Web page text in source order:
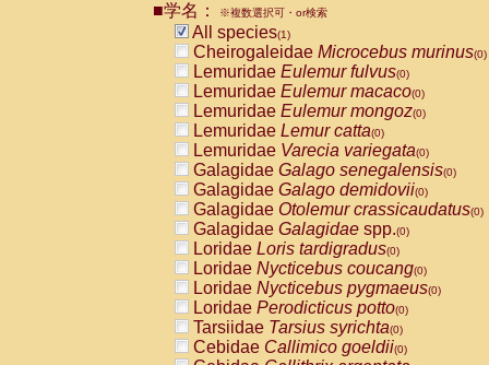
CebidaeCebus nigrivittatus
CebidaeCebus
CebidaeSaimiri boliviensis(0)
CebidaeSaimiri sciureus(0)
AtelidaeAlouatta caraya(0)
AtelidaeAlouatta fusca(0)
AtelidaeAlouatta seniculus
AtelidaeAlouattaspp.(0)
AtelidaeAteles belzebuth(0)
AtelidaeAteles geoffroyi(0)
AtelidaeAteles paniscus(0)
AtelidaeAtelesspp.(0)
Atelidae Lagothrix lagothricha
AtelidaeLagothrix lagothricha cana
PitheciidaeCacajao calvus
PitheciidaeCallicebus cupreus
PitheciidaeCallicebus donacophilus
PitheciidaeCallicebus moloch
■学名： ※複数選択可・or検索
All species(1)
Cheirogaleidae Microcebus murinus(0)
Lemuridae Eulemur fulvus(0)
Lemuridae Eulemur macaco(0)
Lemuridae Eulemur mongoz(0)
Lemuridae Lemur catta(0)
Lemuridae Varecia variegata(0)
Galagidae Galago senegalensis(0)
Galagidae Galago demidovii(0)
Galagidae Otolemur crassicaudatus(0)
Galagidae Galagidae spp.(0)
Loridae Loris tardigradus(0)
Loridae Nycticebus coucang(0)
Loridae Nycticebus pygmaeus(0)
Loridae Perodicticus potto(0)
Tarsiidae Tarsius syrichta(0)
Cebidae Callimico goeldii(0)